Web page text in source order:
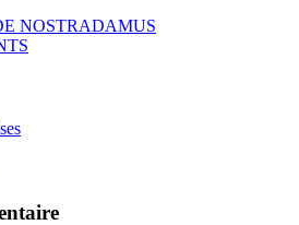
NOSTRADAMUS